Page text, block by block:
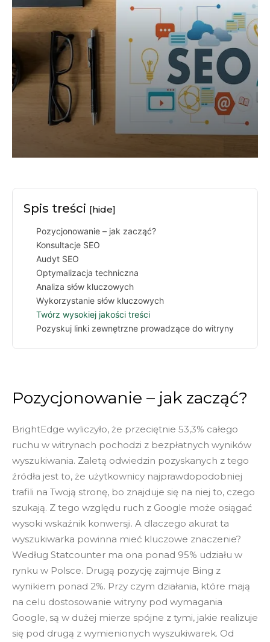
Spis treści [hide]
Pozycjonowanie – jak zacząć?
Konsultacje SEO
Audyt SEO
Optymalizacja techniczna
Analiza słów kluczowych
Wykorzystanie słów kluczowych
Twórz wysokiej jakości treści
Pozyskuj linki zewnętrzne prowadzące do witryny
Pozycjonowanie – jak zacząć?
BrightEdge wyliczyło, że przeciętnie 53,3% całego
ruchu w witrynach pochodzi z bezpłatnych wyników
wyszukiwania. Zaletą odwiedzin pozyskanych z tego
źródła jest to, że użytkownicy najprawdopodobniej
trafili na Twoją stronę, bo znajduje się na niej to, czego
szukają. Z tego względu ruch z Google może osiągać
wysoki wskaźnik konwersji. A dlaczego akurat ta
wyszukiwarka powinna mieć kluczowe znaczenie?
Według Statcounter ma ona ponad 95% udziału w
rynku w Polsce. Drugą pozycję zajmuje Bing z
wynikiem ponad 2%. Przy czym działania, które mają
na celu dostosowanie witryny pod wymagania
Google, są w dużej mierze spójne z tymi, jakie realizuje
się pod drugą z wymienionych wyszukiwarek. Od